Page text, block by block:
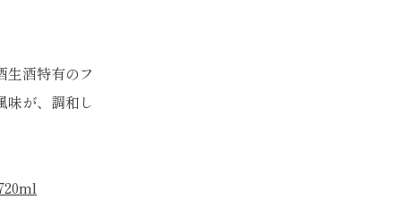
生酒特有のフ
味が、調和し